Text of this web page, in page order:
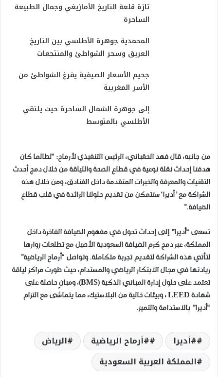
تازة قلعة التاريخ الأمازيغي وجمال الطبيعة
الساحرة
المحمدية جوهرة الأطلسي بين التاريخ
العريق وسحر الشواطئ والمنتجعات
جحيم الأسعار الصيفية يفرغ الشواطئ من
الأسر المغربية
إلى جوهرة الشمال الساحرة حيث يلتقي
الأطلسي بالمتوسط
من جانبه، قال فهد الحقباني، الرئيس التنفيذي لأرماح: “لطالما كان
هدفنا إحداث نقلة نوعية في قطاع الصحة واللياقة من خلال دمج أحدث
التقنيات والمعرفة والخبرات المتقدمة داخل الفنادق، ومن خلال هذه
الشراكة مع ’أديرا‘ سنتمكن من تقديم حلولنا الرائدة في قلب قطاع
الضيافة.”
تسعى “أديرا” إلى إحداث تحول في مفهوم الضيافة الفاخرة داخل
المملكة، عبر دمج كرم الضيافة السعودية الأصيل مع تطلعات زوارها
لتأتي هذه الشراكة لتقديم تجربة متكاملة. وتواصل “أرماح الرياضية”
ريادتها في مجال الابتكار الرياضي والمستدام، حيث طورت مراكز لياقة
تعتمد على حلول إدارة المباني الذكية (BMS)، ومبانٍ حاصلة على
شهادة LEED ، وبيئات خالية من البلاستيك، مما يتماشى مع التزام
“أديرا” بالاستدامة والتميز.
#أديرا #أرماح الرياضية
الرياض
المملكة العربية السعودية